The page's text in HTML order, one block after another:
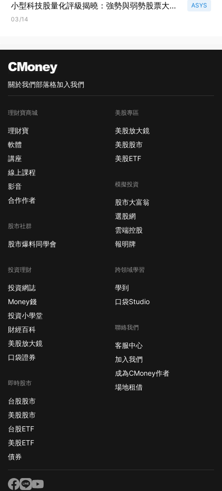
小型科技股量化評級揭曉：強勢與弱勢股票大比
拼！
ASYS
03/14
關於我們部落格加入我們
理財寶商城
理財寶
軟體
講座
線上課程
影音
合作作者
股市社群
股市爆料同學會
投資理財
投資網誌
Money錢
投資小學堂
財經百科
美股放大鏡
口袋證券
即時股市
台股股市
美股股市
台股ETF
美股ETF
債券
美股專區
美股放大鏡
美股股市
美股ETF
模擬投資
股市大富翁
選股網
雲端控股
報明牌
跨領域學習
學到
口袋Studio
聯絡我們
客服中心
加入我們
成為CMoney作者
場地租借